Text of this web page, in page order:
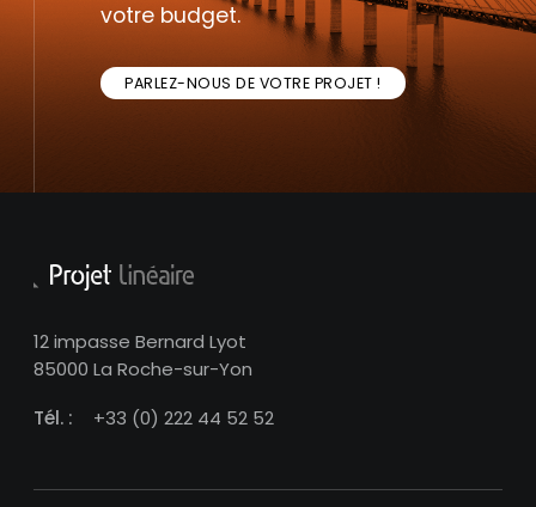
votre budget.
PARLEZ-NOUS DE VOTRE PROJET !
12 impasse Bernard Lyot
85000 La Roche-sur-Yon
Tél. :
+33 (0) 222 44 52 52